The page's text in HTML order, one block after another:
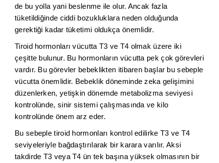
de bu yolla yani beslenme ile olur. Ancak fazla
tüketildiğinde ciddi bozukluklara neden olduğunda
gerektiği kadar tüketimi oldukça önemlidir.
Tiroid hormonları vücutta T3 ve T4 olmak üzere iki
çeşitte bulunur. Bu hormonların vücutta pek çok görevleri
vardır. Bu görevler bebeklikten itibaren başlar bu sebeple
vücutta önemlidir. Bebeklik döneminde zeka gelişimini
düzenlerken, yetişkin dönemde metabolizma seviyesi
kontrolünde, sinir sistemi çalışmasında ve kilo
kontrolünde önem arz eder.
Bu sebeple tiroid hormonları kontrol edilirke T3 ve T4
seviyeleriyle bağdaştırılarak bir karara varılır. Aksi
takdirde T3 veya T4 ün tek başına yüksek olmasının bir